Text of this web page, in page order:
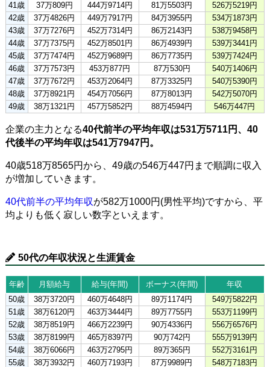
41歳
37万809円 444万9714円 81万5503円
526万5219円
42歳
37万4826円 449万7917円 84万3955円
534万1873円
43歳
37万7276円 452万7314円 86万2143円
538万9458円
44歳
37万7375円 452万8501円 86万4939円
539万3441円
45歳
37万7474円 452万9689円 86万7735円
539万7424円
46歳
37万7573円 453万877円 87万530円
540万1406円
47歳
37万7672円 453万2064円 87万3325円
540万5390円
48歳
37万8921円 454万7056円 87万8013円
542万5070円
49歳
38万1321円 457万5852円 88万4594円 546万447円
企業の主力となる40代前半の平均年収は531万5711円、40
代後半の平均年収は541万7947円。
40歳518万8565円から、49歳の546万447円まで順調に収入
が増加していきます。
40代前半の平均年収が582万1000円(男性平均)ですから、平
均よりも低く寂しい数字といえます。
50代の年収状況と生涯賃金
年齢 月額給与 給与(年間) ボーナス(年間)
年収
50歳
38万3720円 460万4648円 89万1174円
549万5822円
51歳
38万6120円 463万3444円 89万7755円
553万1199円
52歳
38万8519円 466万2239円 90万4336円
556万6576円
53歳
38万8199円 465万8397円 90万742円
555万9139円
54歳
38万6066円 463万2795円 89万365円
552万3161円
55歳
38万3932円 460万7193円 87万9989円
548万7183円